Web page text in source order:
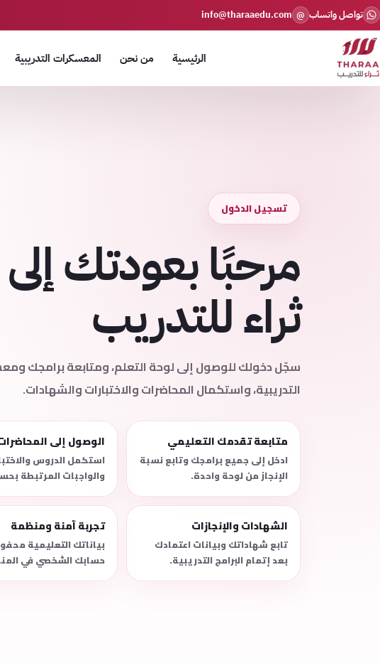
تواصل واتساب @
info@tharaaedu.com
الرئيسية من نحن المعسكرات التدريبية
تسجيل الدخول
مرحبًا بعودتك إلى
ثراء للتدريب
سجّل دخولك للوصول إلى لوحة التعلم، ومتابعة برامجك
التدريبية، واستكمال المحاضرات والاختبارات والشهادات.
متابعة تقدمك التعليمي
ادخل إلى جميع برامجك وتابع نسبة
الإنجاز من لوحة واحدة.
الوصول إلى
استكمل الدروس
والواجبات المرتبطة
الشهادات والإنجازات
تابع شهاداتك وبيانات اعتمادك
بعد إتمام البرامج التدريبية.
تجربة آمنة ومنظمة
بياناتك التعليمية
حسابك الشخصي في